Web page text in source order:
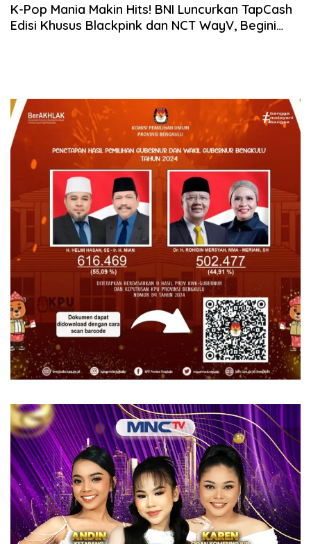
K-Pop Mania Makin Hits! BNI Luncurkan TapCash
Edisi Khusus Blackpink dan NCT WayV, Begini